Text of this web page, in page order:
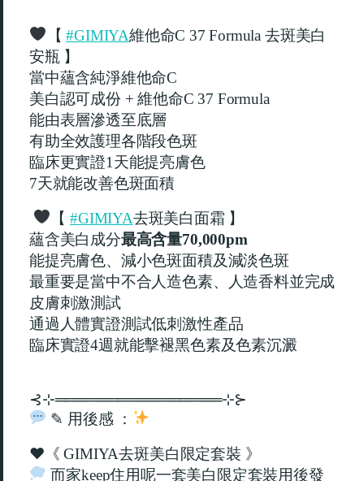
【 #GIMIYA維他命C 37 Formula 去斑美白
安瓶 】
當中蘊含純淨維他命C
美白認可成份 +維他命C 37 Formula
能由表層滲透至底層
有助全效護理各階段色斑
臨床更實證1 天能提亮膚色
7天就能改善色斑面積
【 #GIMIYA去斑美白面霜 】
蘊含美白成分最高含量70,000pm
能提亮膚色、減小色斑面積及減淡色斑
最重要是當中不合人造色素、人造香料並完成
皮膚刺激測試
通過人體實證測試低刺激性產品
臨床實證4週就能擊褪黑色素及色素沉澱
⊰⊹════════════════⊹⊱
✎ 用後感 ：
♥️ 《 GIMIYA去斑美白限定套裝 》
而家keep住用呢一套美白限定套裝用後發